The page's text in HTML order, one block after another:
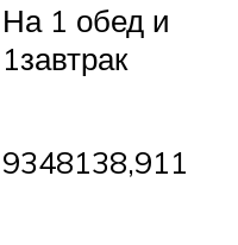
На 1 обед и
1завтрак
9348138,911